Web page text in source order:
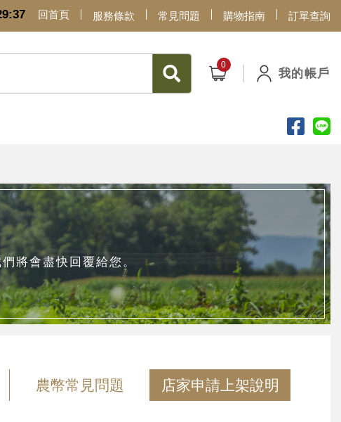
回首頁 服務條款 常見問題 購物指南 訂單查詢
我的帳戶
將會盡快回覆給您。
農幣常見問題 店家申請上架說明